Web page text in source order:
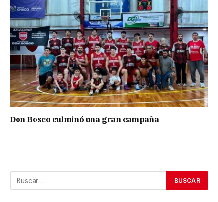
Don Bosco culminó una gran campaña